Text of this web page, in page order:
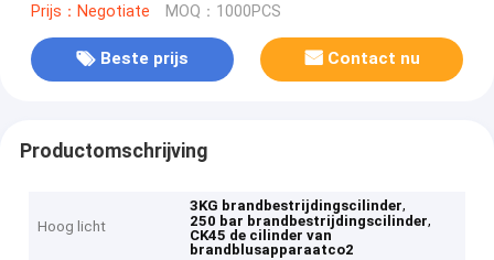
Prijs：Negotiate MOQ：1000PCS
Beste prijs Contact nu
Productomschrijving
Hoog licht
3KG brandbestrijdingscilinder,
250 bar brandbestrijdingscilinder,
CK45 de cilinder van
brandblusapparaatco2